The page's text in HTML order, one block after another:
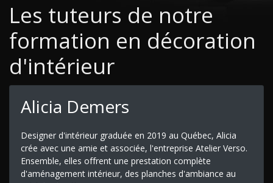
Les tuteurs de notre
formation en décoration
d'intérieur
Alicia Demers
Designer d'intérieur graduée en 2019 au Québec, Alicia
crée avec une amie et associée, l'entreprise Atelier Verso.
Ensemble, elles offrent une prestation complète
d'aménagement intérieur, des planches d'ambiance au